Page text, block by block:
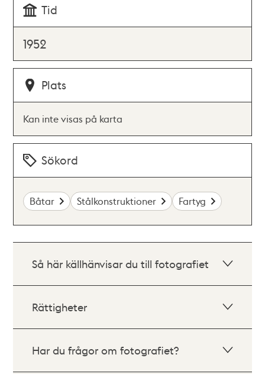
Tid
1952
Plats
Kan inte visas på karta
Sökord
Båtar Stålkonstruktioner Fartyg
Så här källhänvisar du till fotografiet
Rättigheter
Har du frågor om fotografiet?